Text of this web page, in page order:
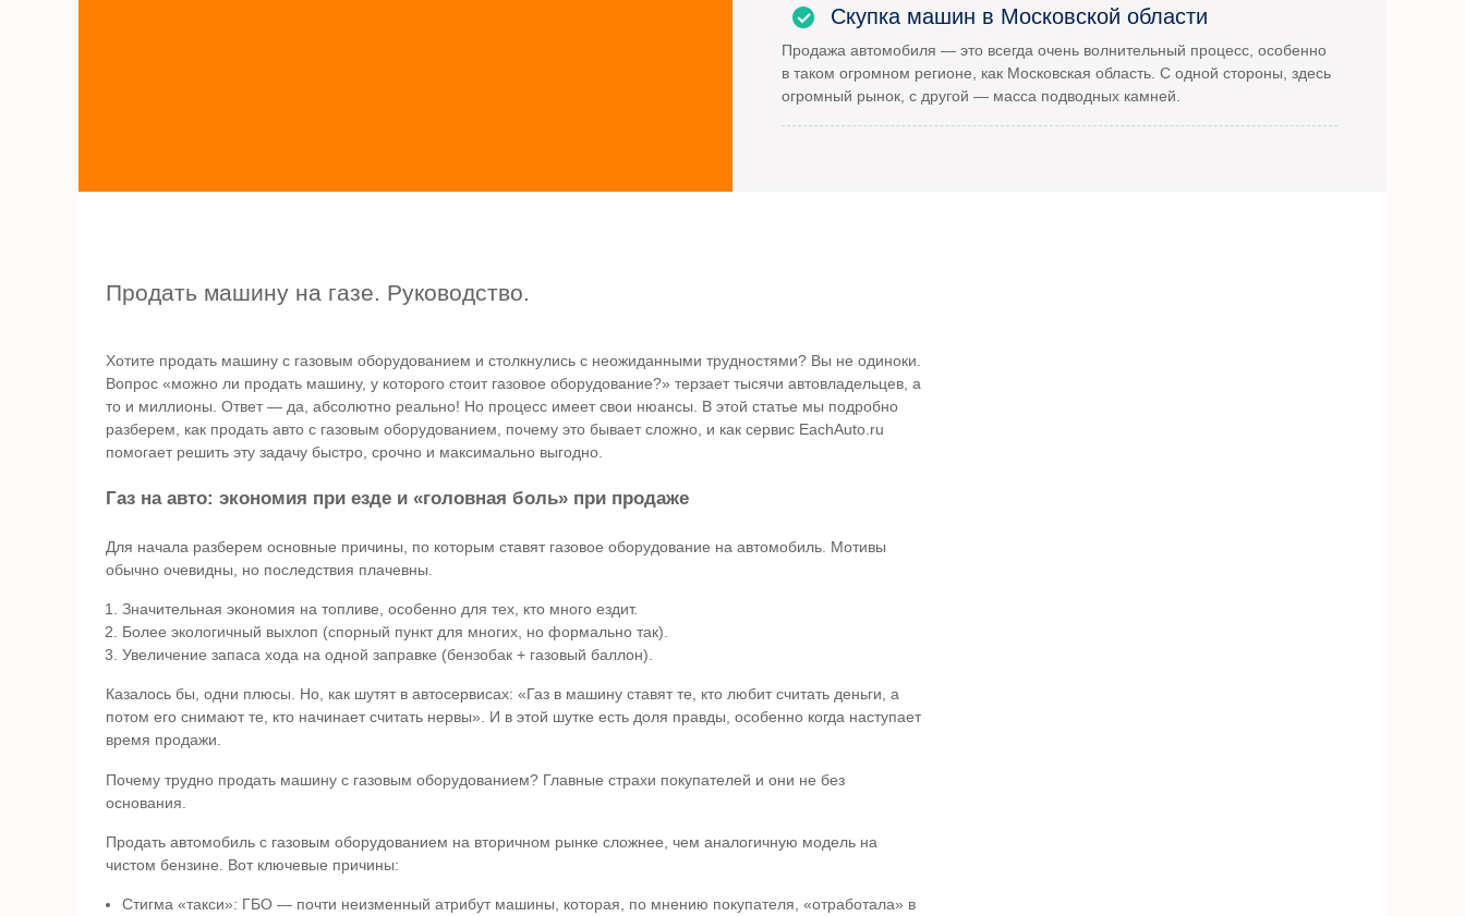
Скупка машин в Московской области
Продажа автомобиля — это всегда очень волнительный процесс, особенно
в таком огромном регионе, как Московская область. С одной стороны, здесь
огромный рынок, с другой — масса подводных камней.
Продать машину на газе. Руководство.
Хотите продать машину с газовым оборудованием и столкнулись с неожиданными трудностями? Вы не одиноки.
Вопрос «можно ли продать машину, у которого стоит газовое оборудование?» терзает тысячи автовладельцев, а
то и миллионы. Ответ — да, абсолютно реально! Но процесс имеет свои нюансы. В этой статье мы подробно
разберем, как продать авто с газовым оборудованием, почему это бывает сложно, и как сервис EachAuto.ru
помогает решить эту задачу быстро, срочно и максимально выгодно.
Газ на авто: экономия при езде и «головная боль» при продаже
Для начала разберем основные причины, по которым ставят газовое оборудование на автомобиль. Мотивы
обычно очевидны, но последствия плачевны.
Значительная экономия на топливе, особенно для тех, кто много ездит.
Более экологичный выхлоп (спорный пункт для многих, но формально так).
Увеличение запаса хода на одной заправке (бензобак + газовый баллон).
Казалось бы, одни плюсы. Но, как шутят в автосервисах: «Газ в машину ставят те, кто любит считать деньги, а
потом его снимают те, кто начинает считать нервы». И в этой шутке есть доля правды, особенно когда наступает
время продажи.
Почему трудно продать машину с газовым оборудованием? Главные страхи покупателей и они не без
основания.
Продать автомобиль с газовым оборудованием на вторичном рынке сложнее, чем аналогичную модель на
чистом бензине. Вот ключевые причины:
Стигма «такси»: ГБО — почти неизменный атрибут машины, которая, по мнению покупателя, «отработала» в